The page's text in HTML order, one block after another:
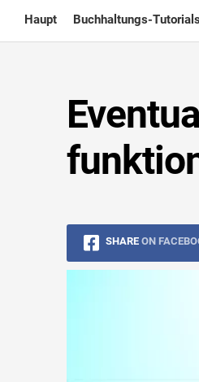
content
Haupt Buchhaltungs-Tutorials
SHARE ON